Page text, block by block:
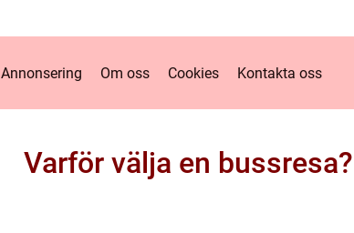
Annonsering Om oss Cookies Kontakta oss
Varför välja en bussresa?